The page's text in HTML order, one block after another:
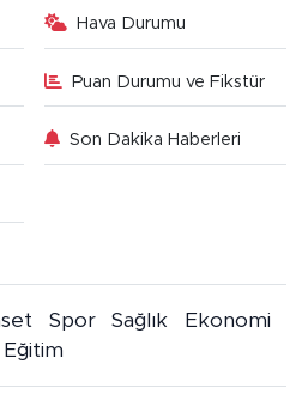
Hava Durumu
Puan Durumu ve Fikstür
Son Dakika Haberleri
Spor Sağlık
Ekonomi
Eğitim